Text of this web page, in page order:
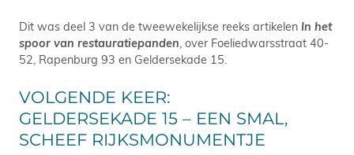
Dit was deel 3 van de tweewekelijkse reeks artikelen In het
spoor van restauratiepanden, over Foeliedwarsstraat 40-
52, Rapenburg 93 en Geldersekade 15.
VOLGENDE KEER:
GELDERSEKADE 15 – EEN SMAL,
SCHEEF RIJKSMONUMENTJE